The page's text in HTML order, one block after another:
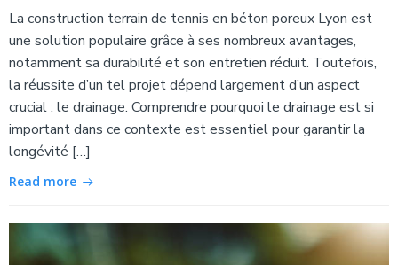
La construction terrain de tennis en béton poreux Lyon est
une solution populaire grâce à ses nombreux avantages,
notamment sa durabilité et son entretien réduit. Toutefois,
la réussite d’un tel projet dépend largement d’un aspect
crucial : le drainage. Comprendre pourquoi le drainage est si
important dans ce contexte est essentiel pour garantir la
longévité […]
Read more